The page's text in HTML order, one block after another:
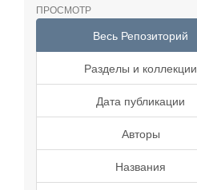
ПРОСМОТР
Весь Репозиторий
Разделы и коллекции
Дата публикации
Авторы
Названия